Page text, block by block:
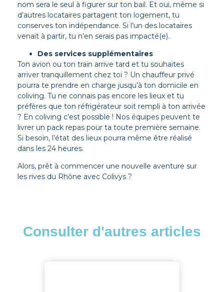
nom sera le seul à figurer sur ton bail. Et oui, même si
d’autres locataires partagent ton logement, tu
conserves ton indépendance. Si l’un des locataires
venait à partir, tu n’en serais pas impacté(e).
Des services supplémentaires
Ton avion ou ton train arrive tard et tu souhaites
arriver tranquillement chez toi ? Un chauffeur privé
pourra te prendre en charge jusqu’à ton domicile en
coliving. Tu ne connais pas encore les lieux et tu
préfères que ton réfrigérateur soit rempli à ton arrivée
? En coliving c’est possible ! Nos équipes peuvent te
livrer un pack repas pour ta toute première semaine.
Si besoin, l’état des lieux pourra même être réalisé
dans les 24 heures.
Alors, prêt à commencer une nouvelle aventure sur
les rives du Rhône avec Colivys ?
Consulter d'autres articles